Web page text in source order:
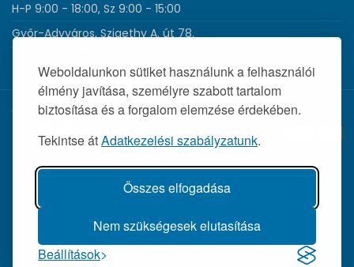
Weboldalunkon sütiket használunk a felhasználói
élmény javítása, személyre szabott tartalom
biztosítása és a forgalom elemzése érdekében.
Tekintse átAdatkezelési szabályzatunk.
Összes elfogadása
Nem szükségesek elutasítása
Beállítások
H-P 9:00 - 18:00, Sz 9:00 - 15:00
Győr-Adyváros, Szigethy A. út 78.
Telefon:
Nyitvatartás:H-P 8:00 - 17:00
© 2026 Wolf Orvosi Műszer Kft. |